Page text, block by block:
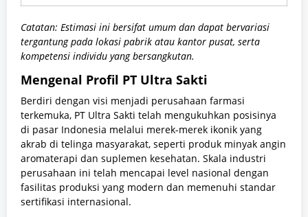
Catatan: Estimasi ini bersifat umum dan dapat bervariasi
tergantung pada lokasi pabrik atau kantor pusat, serta
kompetensi individu yang bersangkutan.
Mengenal Profil PT Ultra Sakti
Berdiri dengan visi menjadi perusahaan farmasi
terkemuka, PT Ultra Sakti telah mengukuhkan posisinya
di pasar Indonesia melalui merek-merek ikonik yang
akrab di telinga masyarakat, seperti produk minyak angin
aromaterapi dan suplemen kesehatan. Skala industri
perusahaan ini telah mencapai level nasional dengan
fasilitas produksi yang modern dan memenuhi standar
sertifikasi internasional.